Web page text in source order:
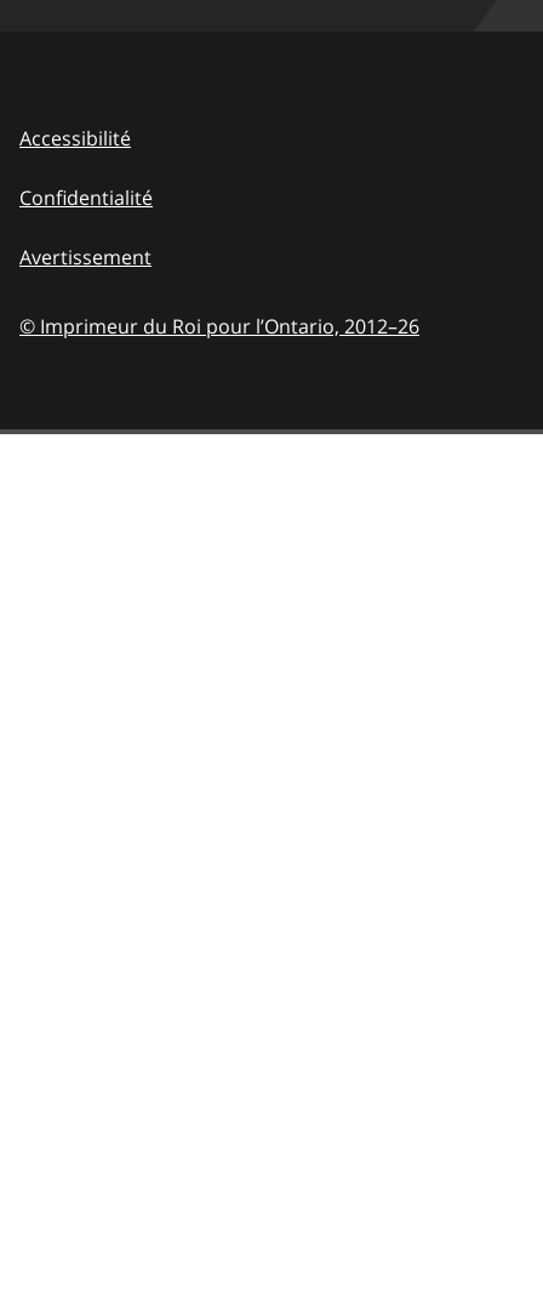
Accessibilité
Confidentialité
Avertissement
© Imprimeur du Roi pour l’Ontario, 2012–26